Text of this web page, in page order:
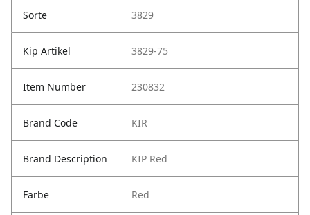
Sorte 3829
Kip Artikel 3829-75
Item Number 230832
Brand Code KIR
Brand Description KIP Red
Farbe Red